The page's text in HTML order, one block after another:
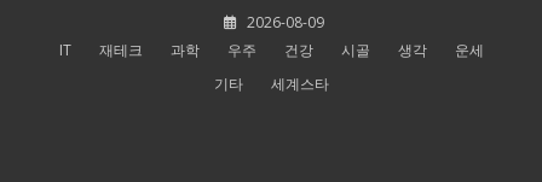
2026-08-09
IT
재테크 과학 우주 건강 시골 생각
운세
기타
세계스타